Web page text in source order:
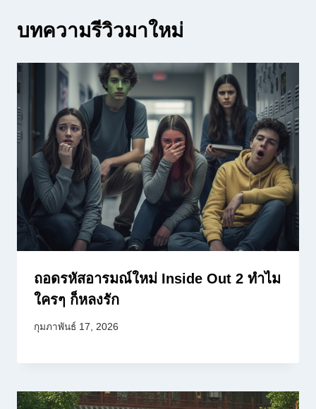
บทความรีวิวมาใหม่
ถอดรหัสอารมณ์ใหม่ Inside Out 2 ทำไม
ใครๆ ก็หลงรัก
กุมภาพันธ์ 17, 2026